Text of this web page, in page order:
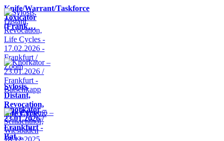
Knife/Warrant/Taskforce
Toxicator
(Frank…
Sylosis,
Distant,
Revocation,
Life Cycle…
Knorkator –
23.01.2026 /
Frankfurt -
Bat…